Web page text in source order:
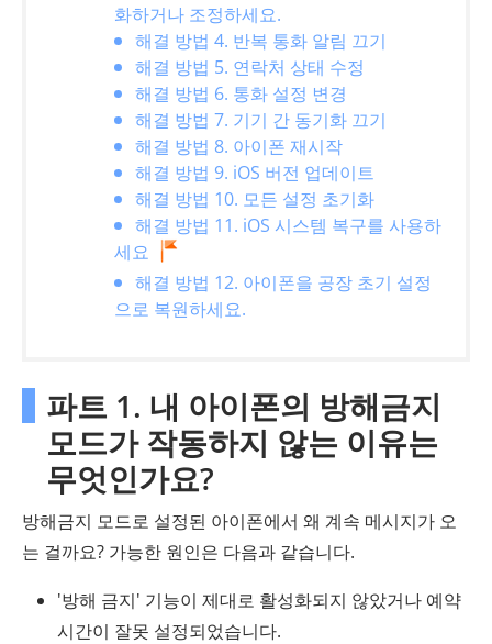
화하거나 조정하세요.
해결 방법 4. 반복 통화 알림 끄기
해결 방법 5. 연락처 상태 수정
해결 방법 6. 통화 설정 변경
해결 방법 7. 기기 간 동기화 끄기
해결 방법 8. 아이폰 재시작
해결 방법 9. iOS 버전 업데이트
해결 방법 10. 모든 설정 초기화
해결 방법 11. iOS 시스템 복구를 사용하
세요
해결 방법 12. 아이폰을 공장 초기 설정
으로 복원하세요.
파트 1. 내 아이폰의 방해금지
모드가 작동하지 않는 이유는
무엇인가요?
방해금지 모드로 설정된 아이폰에서 왜 계속 메시지가 오
는 걸까요? 가능한 원인은 다음과 같습니다.
'방해 금지' 기능이 제대로 활성화되지 않았거나 예약
시간이 잘못 설정되었습니다.